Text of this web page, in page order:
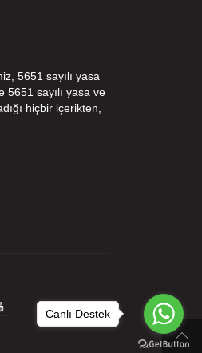
5651 sayılı yasa
5651 sayılı yasa ve
hiçbir içerikten,
Canlı Destek